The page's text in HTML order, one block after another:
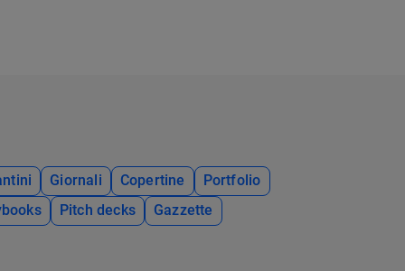
Giornali Copertine
Portfolio
Pitch decks Gazzette